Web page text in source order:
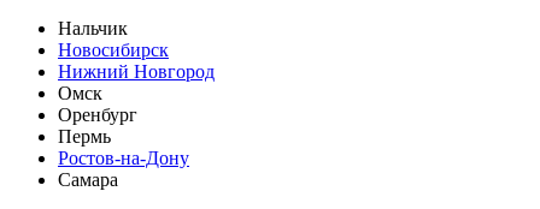
Нальчик
Новосибирск
Нижний Новгород
Омск
Оренбург
Пермь
Ростов-на-Дону
Самара